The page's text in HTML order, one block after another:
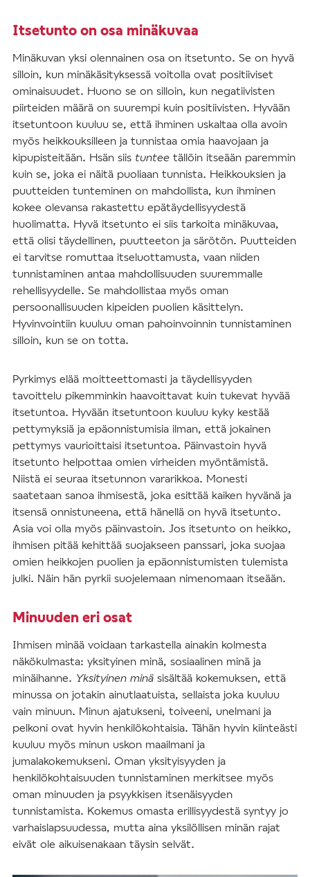
Itsetunto on osa minäkuvaa
Minäkuvan yksi olennainen osa on itsetunto. Se on hyvä
silloin, kun minäkäsityksessä voitolla ovat positiiviset
ominaisuudet. Huono se on silloin, kun negatiivisten
piirteiden määrä on suurempi kuin positiivisten. Hyvään
itsetuntoon kuuluu se, että ihminen uskaltaa olla avoin
myös heikkouksilleen ja tunnistaa omia haavojaan ja
kipupisteitään. Hsän siis tuntee tällöin itseään paremmin
kuin se, joka ei näitä puoliaan tunnista. Heikkouksien ja
puutteiden tunteminen on mahdollista, kun ihminen
kokee olevansa rakastettu epätäydellisyydestä
huolimatta. Hyvä itsetunto ei siis tarkoita minäkuvaa,
että olisi täydellinen, puutteeton ja särötön. Puutteiden
ei tarvitse romuttaa itseluottamusta, vaan niiden
tunnistaminen antaa mahdollisuuden suuremmalle
rehellisyydelle. Se mahdollistaa myös oman
persoonallisuuden kipeiden puolien käsittelyn.
Hyvinvointiin kuuluu oman pahoinvoinnin tunnistaminen
silloin, kun se on totta.
Pyrkimys elää moitteettomasti ja täydellisyyden
tavoittelu pikemminkin haavoittavat kuin tukevat hyvää
itsetuntoa. Hyvään itsetuntoon kuuluu kyky kestää
pettymyksiä ja epäonnistumisia ilman, että jokainen
pettymys vaurioittaisi itsetuntoa. Päinvastoin hyvä
itsetunto helpottaa omien virheiden myöntämistä.
Niistä ei seuraa itsetunnon vararikkoa. Monesti
saatetaan sanoa ihmisestä, joka esittää kaiken hyvänä ja
itsensä onnistuneena, että hänellä on hyvä itsetunto.
Asia voi olla myös päinvastoin. Jos itsetunto on heikko,
ihmisen pitää kehittää suojakseen panssari, joka suojaa
omien heikkojen puolien ja epäonnistumisten tulemista
julki. Näin hän pyrkii suojelemaan nimenomaan itseään.
Minuuden eri osat
Ihmisen minää voidaan tarkastella ainakin kolmesta
näkökulmasta: yksityinen minä, sosiaalinen minä ja
minäihanne. Yksityinen minä sisältää kokemuksen, että
minussa on jotakin ainutlaatuista, sellaista joka kuuluu
vain minuun. Minun ajatukseni, toiveeni, unelmani ja
pelkoni ovat hyvin henkilökohtaisia. Tähän hyvin kiinteästi
kuuluu myös minun uskon maailmani ja
jumalakokemukseni. Oman yksityisyyden ja
henkilökohtaisuuden tunnistaminen merkitsee myös
oman minuuden ja psyykkisen itsenäisyyden
tunnistamista. Kokemus omasta erillisyydestä syntyy jo
varhaislapsuudessa, mutta aina yksilöllisen minän rajat
eivät ole aikuisenakaan täysin selvät.